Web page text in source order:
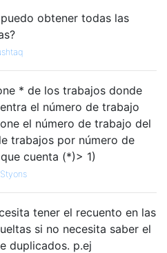
obtener todas las
* de los trabajos donde
el número de trabajo
el número de trabajo del
trabajos por número de
cuenta (*)> 1)
tener el recuento en las
si no necesita saber el
duplicados. p.ej